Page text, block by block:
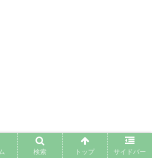
検索 トップ サイドバー